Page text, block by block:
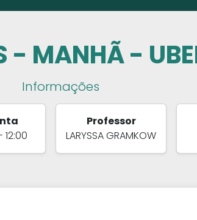
- MANHÃ -
Informações
12:00
Professor
LARYSSA GRAMKOW